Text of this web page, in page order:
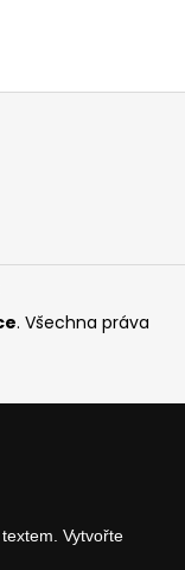
. Všechna práva
Vytvořte